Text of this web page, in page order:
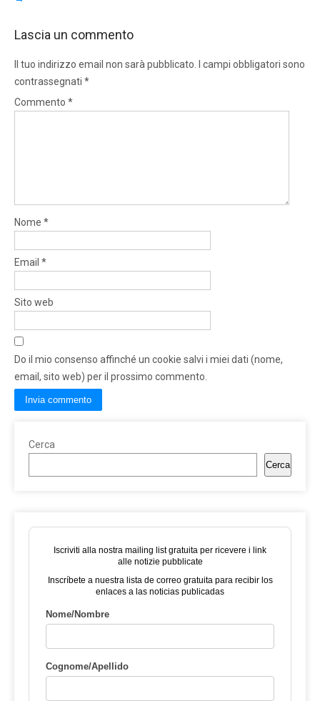
Lascia un commento
Il tuo indirizzo email non sarà pubblicato.
I campi obbligatori sono
contrassegnati *
Commento *
Nome *
Email *
Sito web
Do il mio consenso affinché un cookie salvi i miei dati (nome,
email, sito web) per il prossimo commento.
Cerca
Cerca
Iscriviti alla nostra mailing list gratuita per ricevere i link
alle notizie pubblicate
Inscríbete a nuestra lista de correo gratuita para recibir los
enlaces a las noticias publicadas
Nome/Nombre
Cognome/Apellido